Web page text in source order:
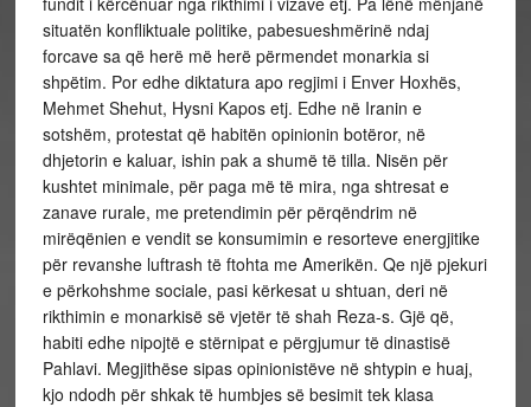
situatën konfliktuale politike, pabesueshmërinë ndaj
forcave sa që herë më herë përmendet monarkia si
shpëtim. Por edhe diktatura apo regjimi i Enver Hoxhës,
Mehmet Shehut, Hysni Kapos etj. Edhe në Iranin e
sotshëm, protestat që habitën opinionin botëror, në
dhjetorin e kaluar, ishin pak a shumë të tilla. Nisën për
kushtet minimale, për paga më të mira, nga shtresat e
zanave rurale, me pretendimin për përqëndrim në
mirëqënien e vendit se konsumimin e resorteve energjitike
për revanshe luftrash të ftohta me Amerikën. Qe një pjekuri
e përkohshme sociale, pasi kërkesat u shtuan, deri në
rikthimin e monarkisë së vjetër të shah Reza-s. Gjë që,
habiti edhe nipojtë e stërnipat e përgjumur të dinastisë
Pahlavi. Megjithëse sipas opinionistëve në shtypin e huaj,
kjo ndodh për shkak të humbjes së besimit tek klasa